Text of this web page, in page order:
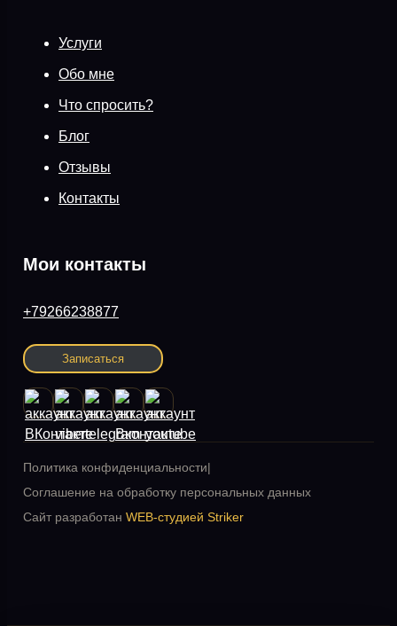
Услуги
Обо мне
Что спросить?
Блог
Отзывы
Контакты
Мои контакты
+79266238877
Записаться
Политика конфиденциальности|
Соглашение на обработку персональных данных
Сайт разработан WEB-студией Striker